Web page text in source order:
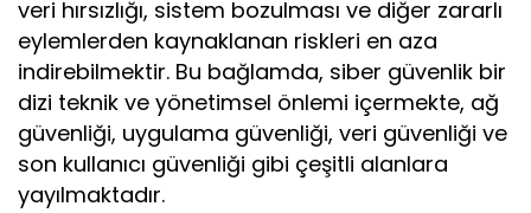
veri hırsızlığı, sistem bozulması ve diğer zararlı
eylemlerden kaynaklanan riskleri en aza
indirebilmektir. Bu bağlamda, siber güvenlik bir
dizi teknik ve yönetimsel önlemi içermekte, ağ
güvenliği, uygulama güvenliği, veri güvenliği ve
son kullanıcı güvenliği gibi çeşitli alanlara
yayılmaktadır.